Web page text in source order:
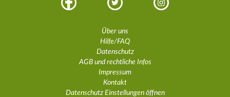
Facebook Twitter Instagram
Über uns
Hilfe/FAQ
Datenschutz
AGB und rechtliche Infos
Impressum
Kontakt
Datenschutz Einstellungen öffnen